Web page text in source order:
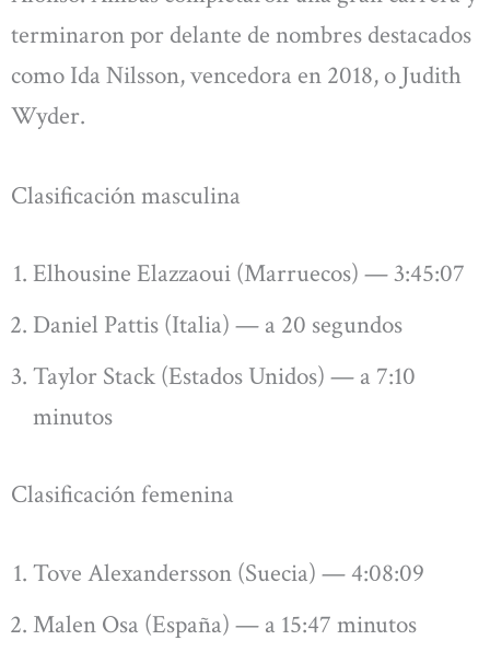
terminaron por delante de nombres destacados
como Ida Nilsson, vencedora en 2018, o Judith
Wyder.
Clasificación masculina
Elhousine Elazzaoui (Marruecos) — 3:45:07
Daniel Pattis (Italia) — a 20 segundos
Taylor Stack (Estados Unidos) — a 7:10
minutos
Clasificación femenina
Tove Alexandersson (Suecia) — 4:08:09
Malen Osa (España) — a 15:47 minutos